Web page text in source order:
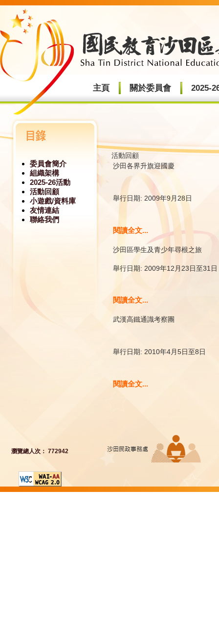
主頁 關於委員會 2025-
委員會簡介
組織架構
2025-26活動
活動回顧
小遊戲/資料庫
友情連結
聯絡我們
活動回顧
沙田各界升旗迎國慶
舉行日期: 2009年9月28日
閱讀全文...
沙田區學生及青少年尋根之旅
舉行日期: 2009年12月23日至31日
閱讀全文...
武漢高鐵通識考察團
舉行日期: 2010年4月5日至8日
閱讀全文...
瀏覽總人次： 772942